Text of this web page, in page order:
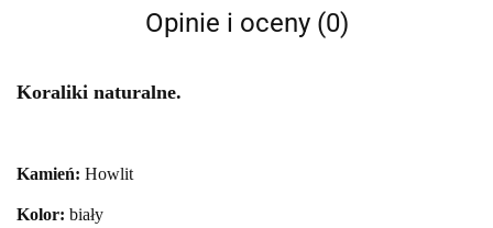
Opinie i oceny (0)
Koraliki naturalne.
Kamień: Howlit
Kolor: biały